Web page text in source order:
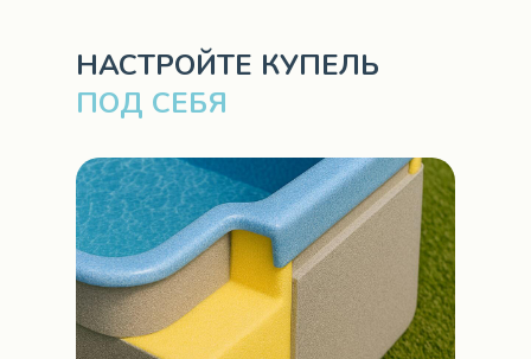
НАСТРОЙТЕ КУПЕЛЬ
ПОД СЕБЯ